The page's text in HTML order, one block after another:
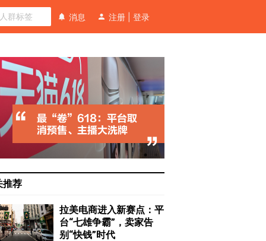
消息 注册 登录
推荐
拉美电商进入新赛点：平
台“七雄争霸”，卖家告
别“快钱”时代